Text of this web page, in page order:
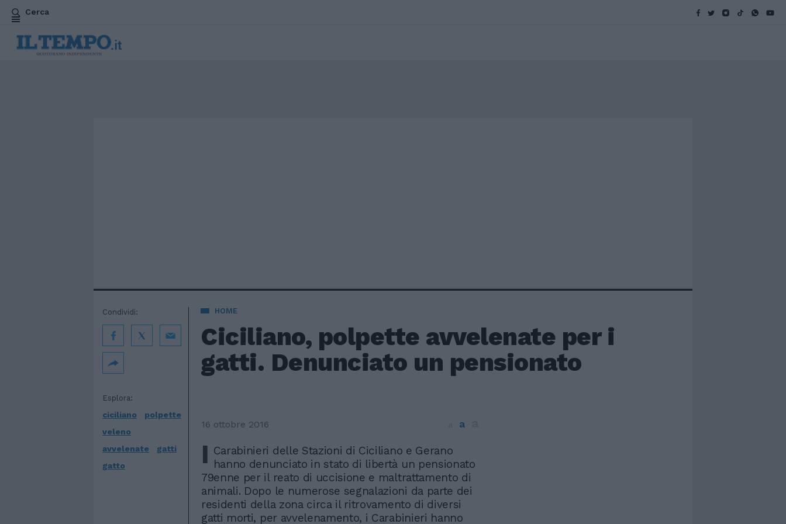
Cerca
HOME
Ciciliano, polpette avvelenate per i
gatti. Denunciato un pensionato
Esplora:
ciciliano
polpette
veleno
avvelenate
gatti
gatto
Condividi:
16 ottobre 2016 a
I Carabinieri delle Stazioni di Ciciliano e Gerano
hanno denunciato in stato di libertà un pensionato
79enne per il reato di uccisione e maltrattamento di
animali. Dopo le numerose segnalazioni da parte dei
residenti della zona circa il ritrovamento di diversi
gatti morti, per avvelenamento, i Carabinieri hanno